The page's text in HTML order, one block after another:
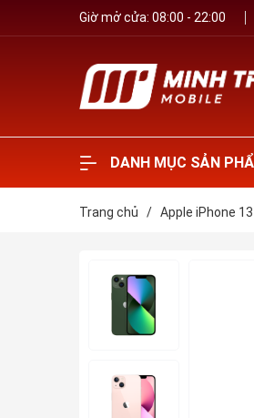
Giờ mở cửa: 08:00 - 22:00
DANH MỤC SẢN
Trang chủ / Apple iPhone 13